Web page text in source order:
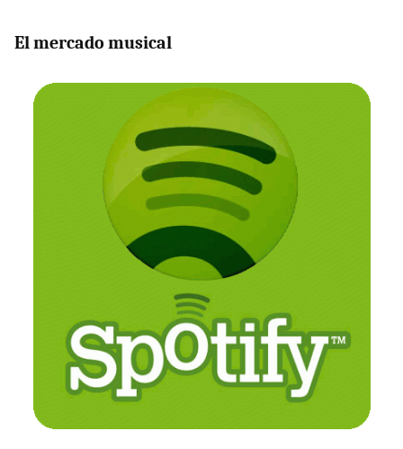
El mercado musical